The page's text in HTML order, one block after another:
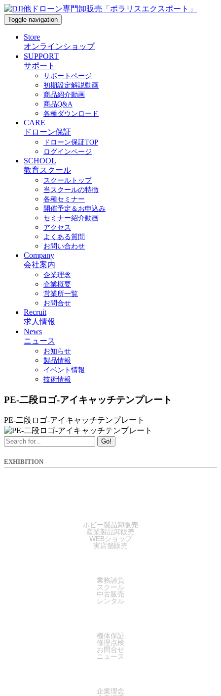
Toggle navigation
Store
オンラインショップ
SUPPORT
サポート
サポートページ
初期設定解説動画
商品紹介動画
商品Q&A
各種ダウンロード
CARE
ドローン保証
ドローン保証TOP
ログインページ
SCHOOL
教育スクール
スクールトップ
当スクールの特徴
各種セミナー
開催予定＆お申込み
セミナー紹介動画
アクセス
よくある質問
お問い合わせ
Company
会社案内
企業理念
企業概要
営業所一覧
お問合せ
Recruit
求人情報
News
ニュース
お知らせ
製品情報
イベント情報
技術情報
PE-二段ロゴ-アイキャッチテンプレート
PE-二段ロゴ-アイキャッチテンプレート
Go!
EXHIBITION
ホビー製品卸販売
産業製品卸販売
WEBショップ
実店舗販売
業務請負
スクール
中古販売
レンタル
機体保証
修理点検
お問合せ
ニュース
企業理念